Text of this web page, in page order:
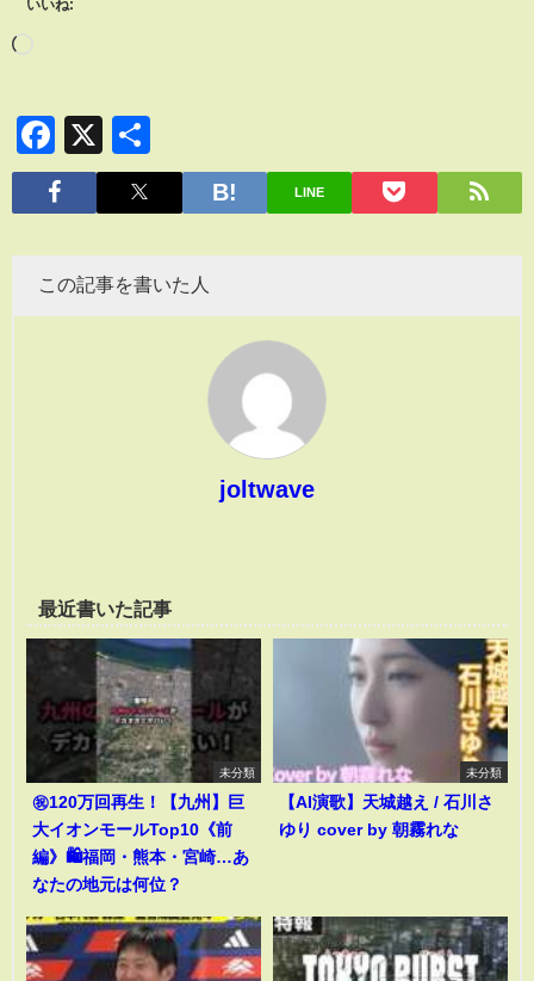
いいね:
Facebook
X
有
LINE
この記事を書いた人
joltwave
最近書いた記事
未分類
㊗️120万回再生！【九州】巨
大イオンモールTop10《前
編》🛍️福岡・熊本・宮崎…あ
なたの地元は何位？
未分類
【AI演歌】天城越え / 石川さ
ゆり cover by 朝霧れな